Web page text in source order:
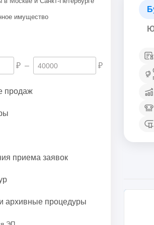
имущество
₽ – ₽
продаж
приема заявок
архивные процедуры